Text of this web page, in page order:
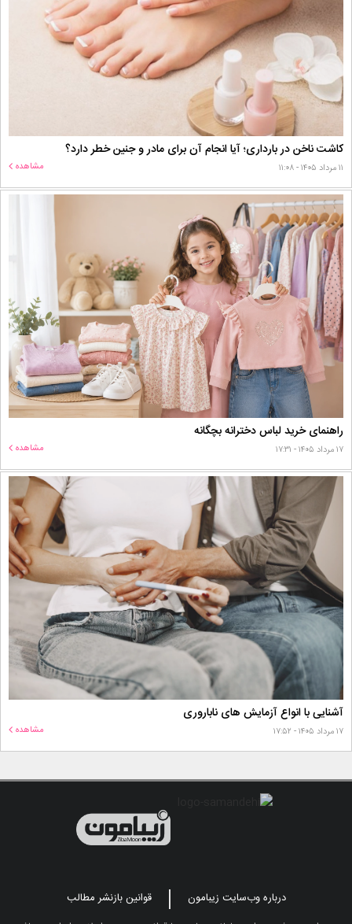
کاشت ناخن در بارداری؛ آیا انجام آن برای مادر و جنین خطر دارد؟
۱۱ مرداد ۱۴۰۵ - ۱۱:۰۸ مشاهده
راهنمای خرید لباس دخترانه بچگانه
۱۷ مرداد ۱۴۰۵ - ۱۷:۳۱ مشاهده
آشنایی با انواع آزمایش های ناباروری
۱۷ مرداد ۱۴۰۵ - ۱۷:۵۲ مشاهده
درباره وب‌سایت زیبامون
قوانین بازنشر مطالب